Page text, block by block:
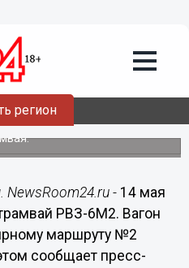
регион
будет
№2 в Нижнем
в рамках подготовки к 119-
- 14 мая
РВЗ-6М2. Вагон
маршруту №2
сообщает пресс-